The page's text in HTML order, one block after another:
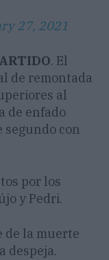
27, 2021
. El
de remontada
al
de enfado
segundo con
por los
y Pedri.
de la muerte
despeja.